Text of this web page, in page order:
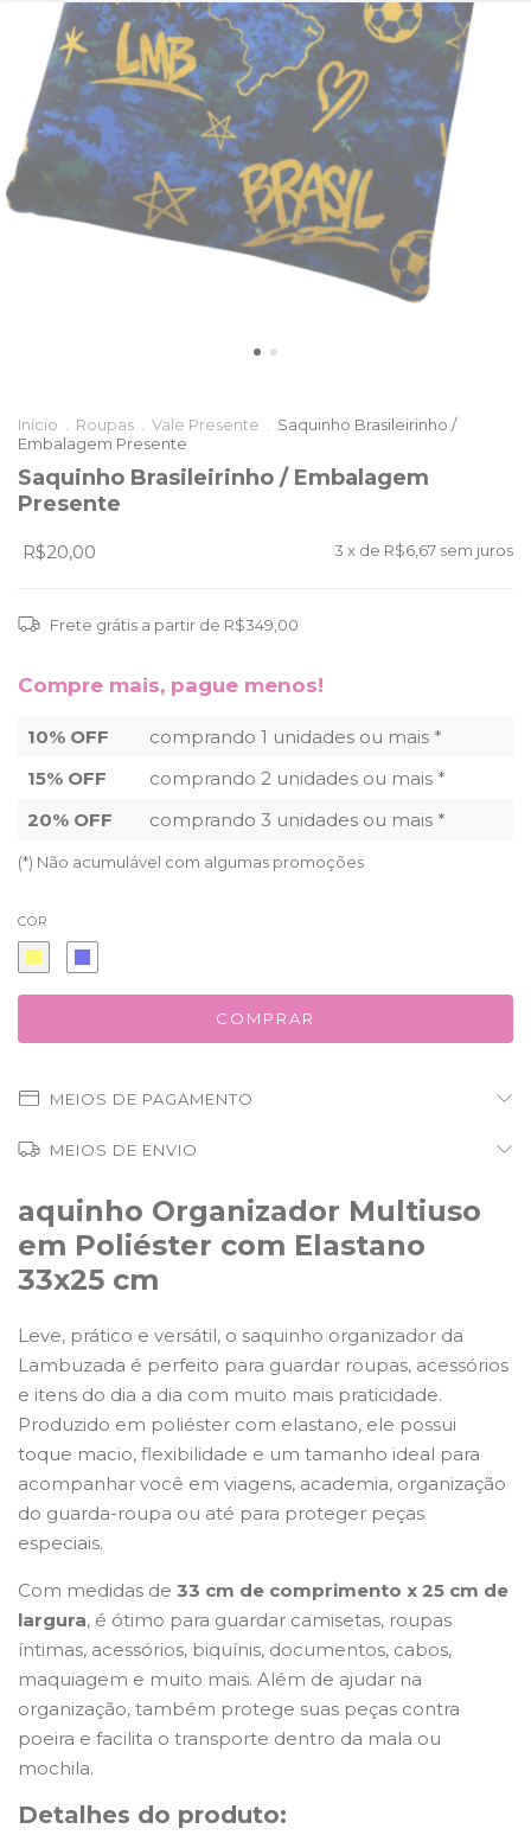
Início Roupas Vale Presente
Saquinho Brasileirinho /
Embalagem Presente
Saquinho Brasileirinho / Embalagem
Presente
R$20,00 3 x de R$6,67 sem juros
Frete grátis a partir de R$349,00
Compre mais, pague menos!
10% OFF
comprando 1 unidades ou mais *
15% OFF
comprando 2 unidades ou mais *
20% OFF
comprando 3 unidades ou mais *
(*) Não acumulável com algumas promoções
COR
MEIOS DE PAGAMENTO
MEIOS DE ENVIO
aquinho Organizador Multiuso
em Poliéster com Elastano
33x25 cm
Leve, prático e versátil, o saquinho organizador da
Lambuzada é perfeito para guardar roupas, acessórios
e itens do dia a dia com muito mais praticidade.
Produzido em poliéster com elastano, ele possui
toque macio, flexibilidade e um tamanho ideal para
acompanhar você em viagens, academia, organização
do guarda-roupa ou até para proteger peças
especiais.
Com medidas de 33 cm de comprimento x 25 cm de
largura, é ótimo para guardar camisetas, roupas
íntimas, acessórios, biquínis, documentos, cabos,
maquiagem e muito mais. Além de ajudar na
organização, também protege suas peças contra
poeira e facilita o transporte dentro da mala ou
mochila.
Detalhes do produto: